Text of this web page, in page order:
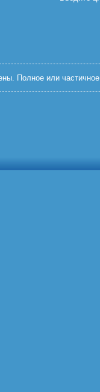
Полное или частичное